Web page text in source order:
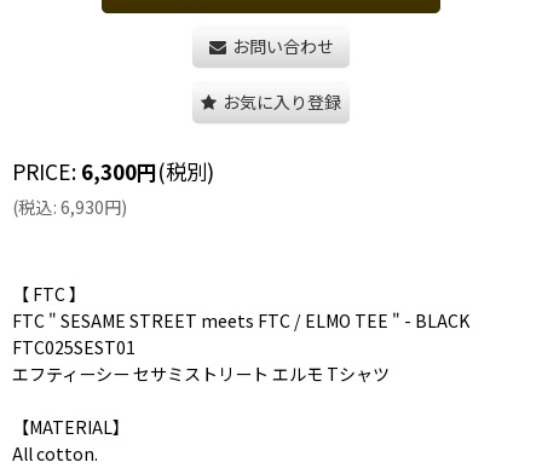
お問い合わせ
お気に入り登録
PRICE: 6,300円(税別)
(税込: 6,930円)
【 FTC 】
FTC " SESAME STREET meets FTC / ELMO TEE " - BLACK
FTC025SEST01
エフティーシー セサミストリート エルモ Tシャツ
【MATERIAL】
All cotton.